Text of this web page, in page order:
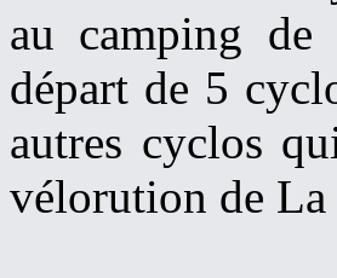
au camping
départ de 5
autres cyclos
vélorution de La